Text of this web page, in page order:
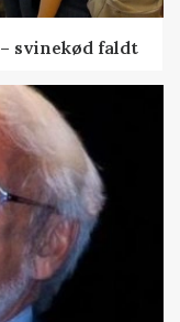
svinekød faldt